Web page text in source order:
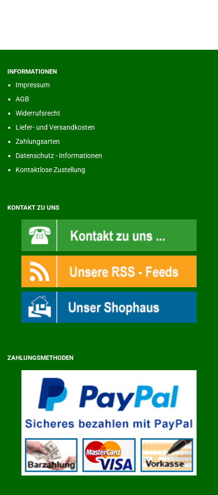
INFORMATIONEN
Impressum
AGB
Widerrufsrecht
Liefer- und Versandkosten
Zahlungsarten
Datenschutz - Informationen
Kontaktlose Zustellung
KONTAKT ZU UNS
ZAHLUNGSMETHODEN